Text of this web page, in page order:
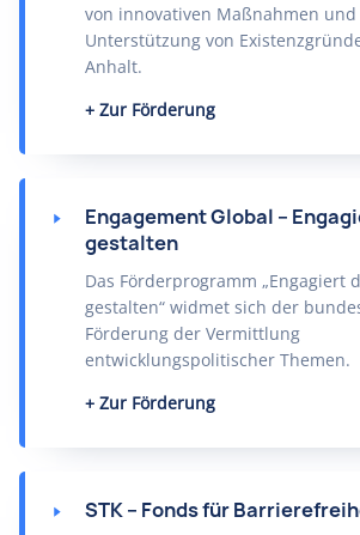
von innovativen Maßnahmen
Unterstützung von
Anhalt.
Zur Förderung
Engagement Global –
gestalten
Das Förderprogramm „Engagiert
gestalten“ widmet sich der
Förderung der Vermittlung
entwicklungspolitischer Themen.
Zur Förderung
STK – Fonds für